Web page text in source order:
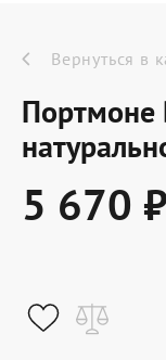
Акции
О
Условия
Вернуться в
Портмоне
5 670 ₽